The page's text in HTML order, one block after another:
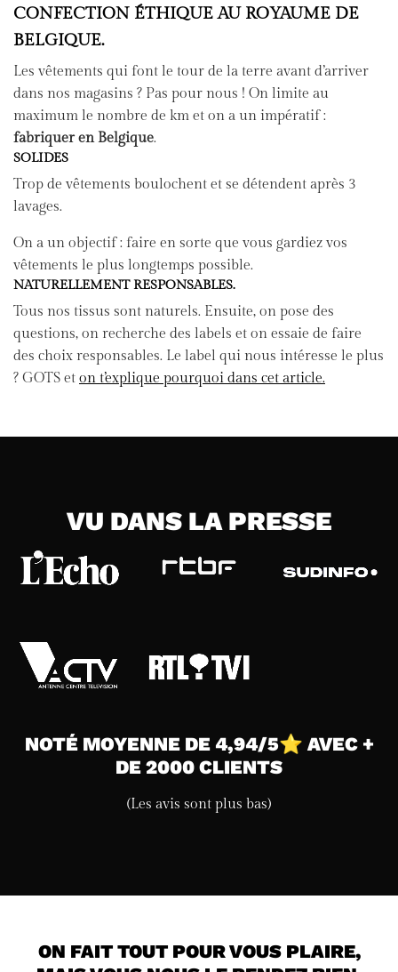
CONFECTION ÉTHIQUE AU ROYAUME DE
BELGIQUE.
Les vêtements qui font le tour de la terre avant d’arriver
dans nos magasins ? Pas pour nous ! On limite au
maximum le nombre de km et on a un impératif :
fabriquer en Belgique.
SOLIDES
Trop de vêtements boulochent et se détendent après 3
lavages.
On a un objectif : faire en sorte que vous gardiez vos
vêtements le plus longtemps possible.
NATURELLEMENT RESPONSABLES.
Tous nos tissus sont naturels. Ensuite, on pose des
questions, on recherche des labels et on essaie de faire
des choix responsables. Le label qui nous intéresse le plus
? GOTS et on t’explique pourquoi dans cet article.
VU DANS LA PRESSE
NOTÉ MOYENNE DE 4,94/5⭐ AVEC +
DE 2000 CLIENTS
(Les avis sont plus bas)
ON FAIT TOUT POUR VOUS PLAIRE,